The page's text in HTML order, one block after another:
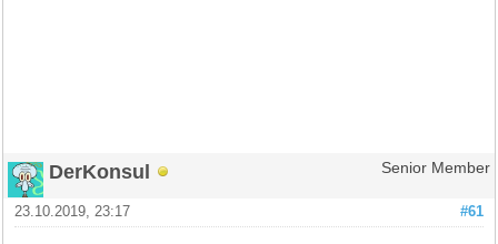
DerKonsul Senior Member
#61
23.10.2019, 23:17